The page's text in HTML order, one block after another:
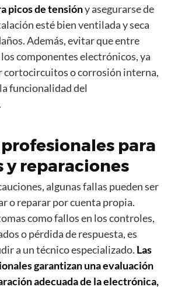
picos de tensióny asegurarse de
esté bien ventilada y seca
Además, evitar que entre
componentes electrónicos, ya
cortocircuitos o corrosión interna,
funcionalidad del
para
y reparaciones
algunas fallas pueden ser
o reparar por cuenta propia.
como fallos en los controles,
o pérdida de respuesta, es
a un técnico especializado. Las
garantizan una evaluación
adecuada de la electrónica,